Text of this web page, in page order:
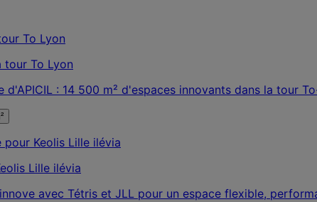
tour To Lyon
: 14 500 m² d'espaces innovants dans la tour
Lille ilévia
avec Tétris et JLL pour un espace flexible,